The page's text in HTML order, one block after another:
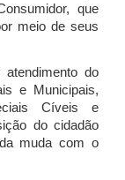
que
meio de seus
do
e Municipais,
Cíveis e
do cidadão
muda com o